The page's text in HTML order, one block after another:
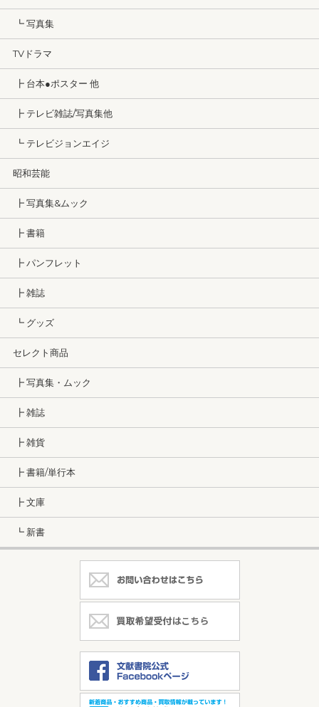
┗ 写真集
TVドラマ
┣ 台本●ポスター 他
┣ テレビ雑誌/写真集他
┗ テレビジョンエイジ
昭和芸能
┣ 写真集&ムック
┣ 書籍
┣ パンフレット
┣ 雑誌
┗ グッズ
セレクト商品
┣ 写真集・ムック
┣ 雑誌
┣ 雑貨
┣ 書籍/単行本
┣ 文庫
┗ 新書